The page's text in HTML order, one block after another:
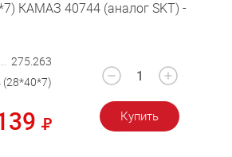
КАМАЗ 40744 (аналог SKT) -
275.263
(28*40*7)
Купить